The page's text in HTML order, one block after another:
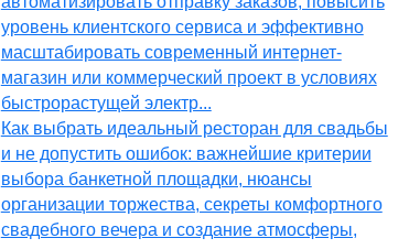
уровень клиентского сервиса и эффективно
масштабировать современный интернет-
магазин или коммерческий проект в условиях
быстрорастущей электр...
Как выбрать идеальный ресторан для свадьбы
и не допустить ошибок: важнейшие критерии
выбора банкетной площадки, нюансы
организации торжества, секреты комфортного
свадебного вечера и создание атмосферы,